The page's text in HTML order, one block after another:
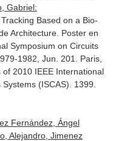
Gabriel:
Based on a Bio-
Architecture. Poster en
Symposium on Circuits
1982, Jun. 201. Paris,
2010 IEEE International
(ISCAS). 1399.
Fernández, Ángel
Alejandro, Jimenez